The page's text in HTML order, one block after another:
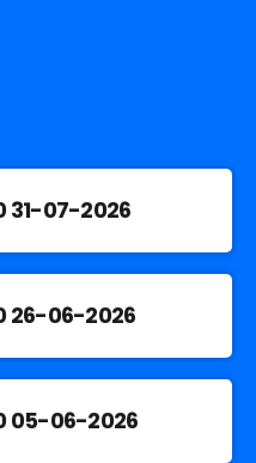
31-07-2026
26-06-2026
05-06-2026